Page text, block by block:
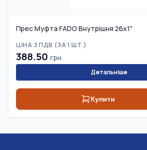
Прес Муфта FADO Внутрішня 26х1"
ЦІНА З ПДВ (ЗА 1 ШТ.)
388.50 грн
Детальніше
Купити